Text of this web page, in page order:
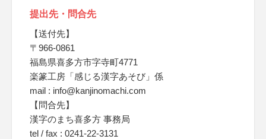
提出先・問合先
【送付先】
〒966-0861
福島県喜多方市字寺町4771
楽篆工房「感じる漢字あそび」係
mail : info@kanjinomachi.com
【問合先】
漢字のまち喜多方 事務局
tel / fax : 0241-22-3131